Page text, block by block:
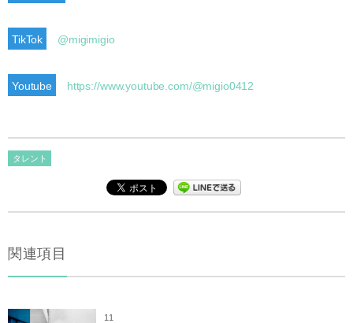
TikTok @migimigio
Youtube https://www.youtube.com/@migio0412
タレント
関連項目
11